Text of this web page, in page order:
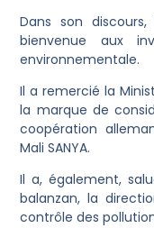
Dans son
bienvenue aux
environnementale.
Il a remercié la
la marque de
coopération
Mali SANYA.
Il a, également,
balanzan, la
contrôle des